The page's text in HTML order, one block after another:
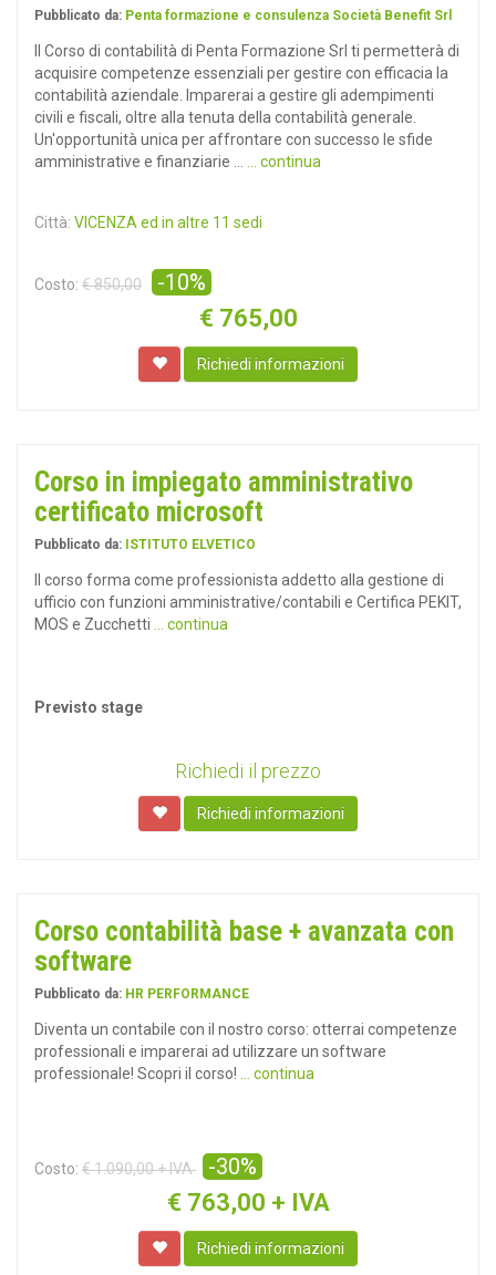
Pubblicato da: Penta formazione e consulenza Società Benefit Srl
Il Corso di contabilità di Penta Formazione Srl ti permetterà di
acquisire competenze essenziali per gestire con efficacia la
contabilità aziendale. Imparerai a gestire gli adempimenti
civili e fiscali, oltre alla tenuta della contabilità generale.
Un'opportunità unica per affrontare con successo le sfide
amministrative e finanziarie ...
... continua
Città: VICENZA ed in altre 11 sedi
Costo: € 850,00 -10%
€ 765,00
Richiedi informazioni
Corso in impiegato amministrativo
certificato microsoft
Pubblicato da: ISTITUTO ELVETICO
Il corso forma come professionista addetto alla gestione di
ufficio con funzioni amministrative/contabili e Certifica PEKIT,
MOS e Zucchetti
... continua
Previsto stage
Richiedi il prezzo
Richiedi informazioni
Corso contabilità base + avanzata con
software
Pubblicato da: HR PERFORMANCE
Diventa un contabile con il nostro corso: otterrai competenze
professionali e imparerai ad utilizzare un software
professionale! Scopri il corso!
... continua
Costo: € 1.090,00 + IVA -30%
€ 763,00 + IVA
Richiedi informazioni